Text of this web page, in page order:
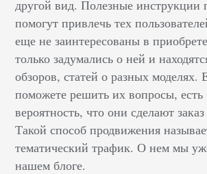
другой вид. Полезные инструкции
помогут привлечь тех
еще не заинтересованы в
только задумались о ней и
обзоров, статей о разных моделях.
поможете решить их вопросы, есть
вероятность, что они сделают
Такой способ продвижения
тематический трафик. О нем мы
нашем блоге.